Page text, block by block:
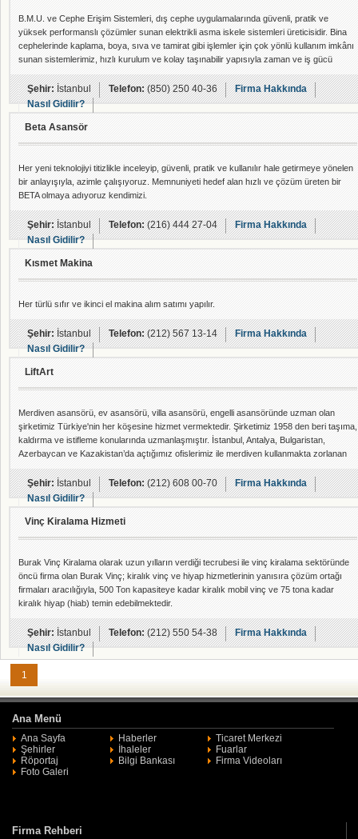
B.M.U. ve Cephe Erişim Sistemleri, dış cephe uygulamalarında güvenli, pratik ve
yüksek performanslı çözümler sunan elektrikli asma iskele sistemleri üreticisidir. Bina
cephelerinde kaplama, boya, sıva ve tamirat gibi işlemler için çok yönlü kullanım imkânı
sunan sistemlerimiz, hızlı kurulum ve kolay taşınabilir yapısıyla zaman ve iş gücü
tasarrufu sağlar. B.M.U. ve Cephe Erişim Sistemleri elektrikli asma iskeleleri, 1 ila 6
metre arasında bölünebilen modüler platformları ve dakikada 7 metre kaldırma hızıyla
verimli çalışm
Şehir:İstanbul Telefon:(850) 250 40-36
Firma Hakkında
Nasıl Gidilir?
Beta Asansör
Her yeni teknolojiyi titizlikle inceleyip, güvenli, pratik ve kullanılır hale getirmeye yönelen
bir anlayışıyla, azimle çalışıyoruz. Memnuniyeti hedef alan hızlı ve çözüm üreten bir
BETA olmaya adıyoruz kendimizi.
Şehir:İstanbul Telefon:(216) 444 27-04
Firma Hakkında
Nasıl Gidilir?
Kısmet Makina
Her türlü sıfır ve ikinci el makina alım satımı yapılır.
Şehir:İstanbul Telefon:(212) 567 13-14
Firma Hakkında
Nasıl Gidilir?
LiftArt
Merdiven asansörü, ev asansörü, villa asansörü, engelli asansöründe uzman olan
şirketimiz Türkiye'nin her köşesine hizmet vermektedir. Şirketimiz 1958 den beri taşıma,
kaldırma ve istifleme konularında uzmanlaşmıştır. İstanbul, Antalya, Bulgaristan,
Azerbaycan ve Kazakistan’da açtığımız ofislerimiz ile merdiven kullanmakta zorlanan
kişiler için katlararası seyahati kolaylaştırıcı metotlar sunmaktayız. Bu konudaki
çözümlerimiz kullanıcılar ihtiyaçları doğrusunda şekillenmektedir; dikey çalışan asansör
yani e
Şehir:İstanbul Telefon:(212) 608 00-70
Firma Hakkında
Nasıl Gidilir?
Vinç Kiralama Hizmeti
Burak Vinç Kiralama olarak uzun yılların verdiği tecrubesi ile vinç kiralama sektöründe
öncü firma olan Burak Vinç; kiralık vinç ve hiyap hizmetlerinin yanısıra çözüm ortağı
firmaları aracılığıyla, 500 Ton kapasiteye kadar kiralık mobil vinç ve 75 tona kadar
kiralık hiyap (hiab) temin edebilmektedir.
Şehir:İstanbul Telefon:(212) 550 54-38
Firma Hakkında
Nasıl Gidilir?
1
Ana Menü
Ana Sayfa Haberler
Ticaret Merkezi
Şehirler
İhaleler
Fuarlar
Röportaj
Bilgi Bankası
Firma Videoları
Foto Galeri
Firma Rehberi